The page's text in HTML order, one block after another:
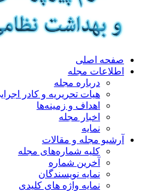
صفحه اصلی
اطلاعات مجله
درباره مجله
هیات تحریریه و کادر اجرایی
اهداف و زمینه‌ها
اخبار مجله
نمایه
آرشیو مجله و مقالات
کلیه شماره‌های مجله
آخرین شماره
نمایه نویسندگان
نمایه واژه های کلیدی